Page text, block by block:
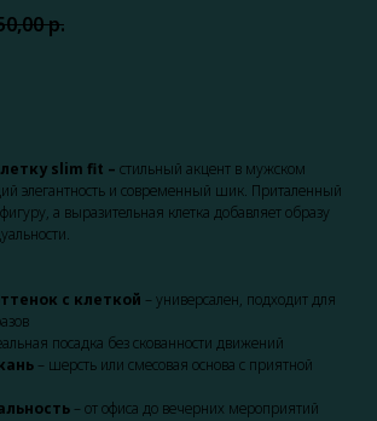
р.
slim fit – стильный акцент в мужском
элегантность и современный шик. Приталенный
а выразительная клетка добавляет образу
с клеткой – универсален, подходит для
посадка без скованности движений
– шерсть или смесовая основа с приятной
– от офиса до вечерних мероприятий